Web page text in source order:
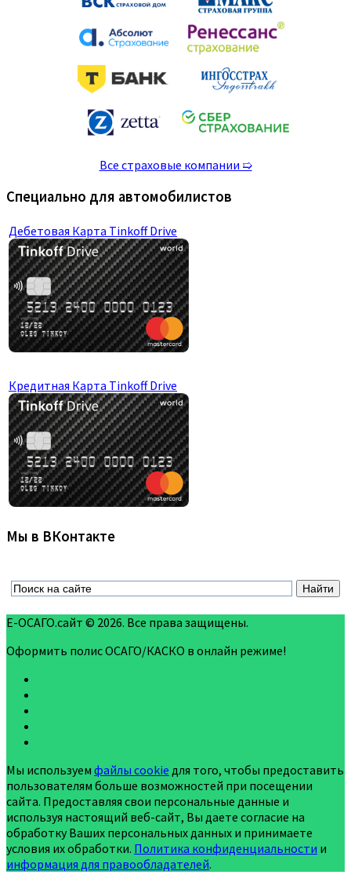
Все страховые компании ➯
Специально для автомобилистов
Дебетовая Карта Tinkoff Drive
Кредитная Карта Tinkoff Drive
Мы в ВКонтакте
Е-ОСАГО.сайт © 2026. Все права защищены.
Оформить полис ОСАГО/КАСКО в онлайн режиме!
Мы используем файлы cookie для того, чтобы предоставить
пользователям больше возможностей при посещении
сайта. Предоставляя свои персональные данные и
используя настоящий веб-сайт, Вы даете согласие на
обработку Ваших персональных данных и принимаете
условия их обработки. Политика конфиденциальности и
информация для правообладателей.